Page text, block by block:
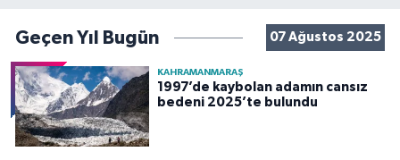
Geçen Yıl Bugün 07 Ağustos 2025
KAHRAMANMARAŞ
1997’de kaybolan adamın cansız
bedeni 2025’te bulundu